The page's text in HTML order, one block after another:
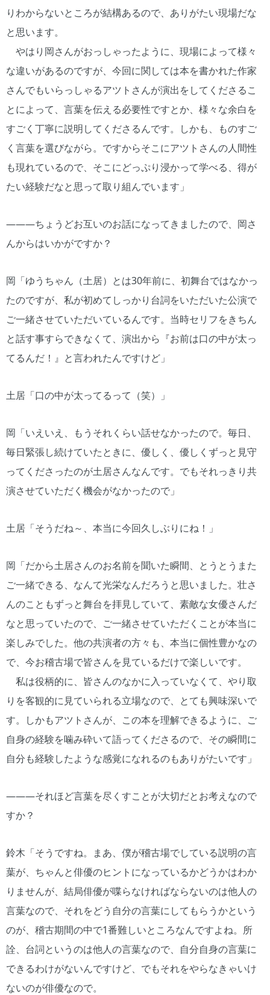
りわからないところが結構あるので、ありがたい現場だな
と思います。
やはり岡さんがおっしゃったように、現場によって様々
な違いがあるのですが、今回に関しては本を書かれた作家
さんでもいらっしゃるアツトさんが演出をしてくださるこ
とによって、言葉を伝える必要性ですとか、様々な余白を
すごく丁寧に説明してくださるんです。しかも、ものすご
く言葉を選びながら。ですからそこにアツトさんの人間性
も現れているので、そこにどっぷり浸かって学べる、得が
たい経験だなと思って取り組んでいます」
―――ちょうどお互いのお話になってきましたので、岡さ
んからはいかがですか？
岡「ゆうちゃん（土居）とは30年前に、初舞台ではなかっ
たのですが、私が初めてしっかり台詞をいただいた公演で
ご一緒させていただいているんです。当時セリフをきちん
と話す事すらできなくて、演出から『お前は口の中が太っ
てるんだ！』と言われたんですけど」
土居「口の中が太ってるって（笑）」
岡「いえいえ、もうそれくらい話せなかったので。毎日、
毎日緊張し続けていたときに、優しく、優しくずっと見守
ってくださったのが土居さんなんです。でもそれっきり共
演させていただく機会がなかったので」
土居「そうだね～、本当に今回久しぶりにね！」
岡「だから土居さんのお名前を聞いた瞬間、とうとうまた
ご一緒できる、なんて光栄なんだろうと思いました。壮さ
んのこともずっと舞台を拝見していて、素敵な女優さんだ
なと思っていたので、ご一緒させていただくことが本当に
楽しみでした。他の共演者の方々も、本当に個性豊かなの
で、今お稽古場で皆さんを見ているだけで楽しいです。
私は役柄的に、皆さんのなかに入っていなくて、やり取
りを客観的に見ていられる立場なので、とても興味深いで
す。しかもアツトさんが、この本を理解できるように、ご
自身の経験を噛み砕いて語ってくださるので、その瞬間に
自分も経験したような感覚になれるのもありがたいです」
―――それほど言葉を尽くすことが大切だとお考えなので
すか？
鈴木「そうですね。まあ、僕が稽古場でしている説明の言
葉が、ちゃんと俳優のヒントになっているかどうかはわか
りませんが、結局俳優が喋らなければならないのは他人の
言葉なので、それをどう自分の言葉にしてもらうかという
のが、稽古期間の中で1番難しいところなんですよね。所
詮、台詞というのは他人の言葉なので、自分自身の言葉に
できるわけがないんですけど、でもそれをやらなきゃいけ
ないのが俳優なので。